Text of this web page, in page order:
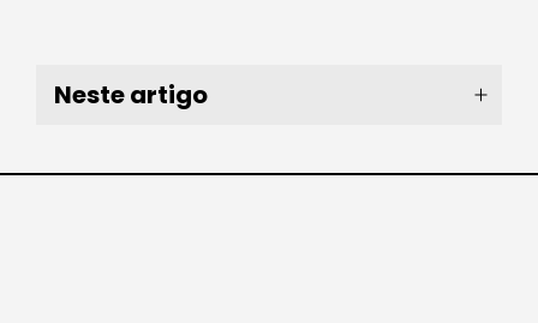
Neste artigo